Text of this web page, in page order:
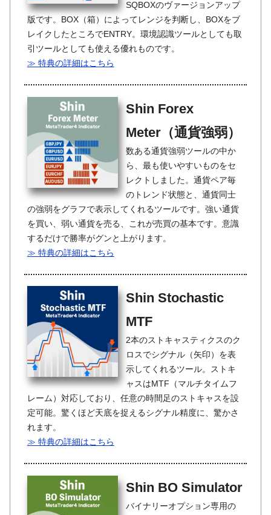
SQBOXのヴァージョンアップ
版です。BOX（箱）によってレンジを判断し、BOXをブ
レイクしたところでENTRY。環境認識ツールとしても取
引ツールとしても使える優れものです。
≫ 特典の詳細はこちら
Shin Forex
Meter（通貨強弱）
数ある通貨強弱ツールの中か
ら、最も使いやすいものをセ
レクトしました。通貨ペア毎
のトレンド状態と、通貨同士
の強弱をグラフで表示してくれるツールです。強い通貨
を買い、弱い通貨を売る、これが売買の基本です。意識
するだけで勝率がグンと上がります。
≫ 特典の詳細はこちら
Shin Stochastic
MTF
2本のストキャスティクスのク
ロスでシグナル（矢印）を表
示してくれるツール。ストキ
ャスはMTF（マルチタイムフ
レーム）対応しており、任意の時間足のストキャスを設
定可能。驚くほど天底を捉えるシグナル精度に、驚かさ
れます。
≫ 特典の詳細はこちら
Shin BO Simulator
バイナリーオプション専用の